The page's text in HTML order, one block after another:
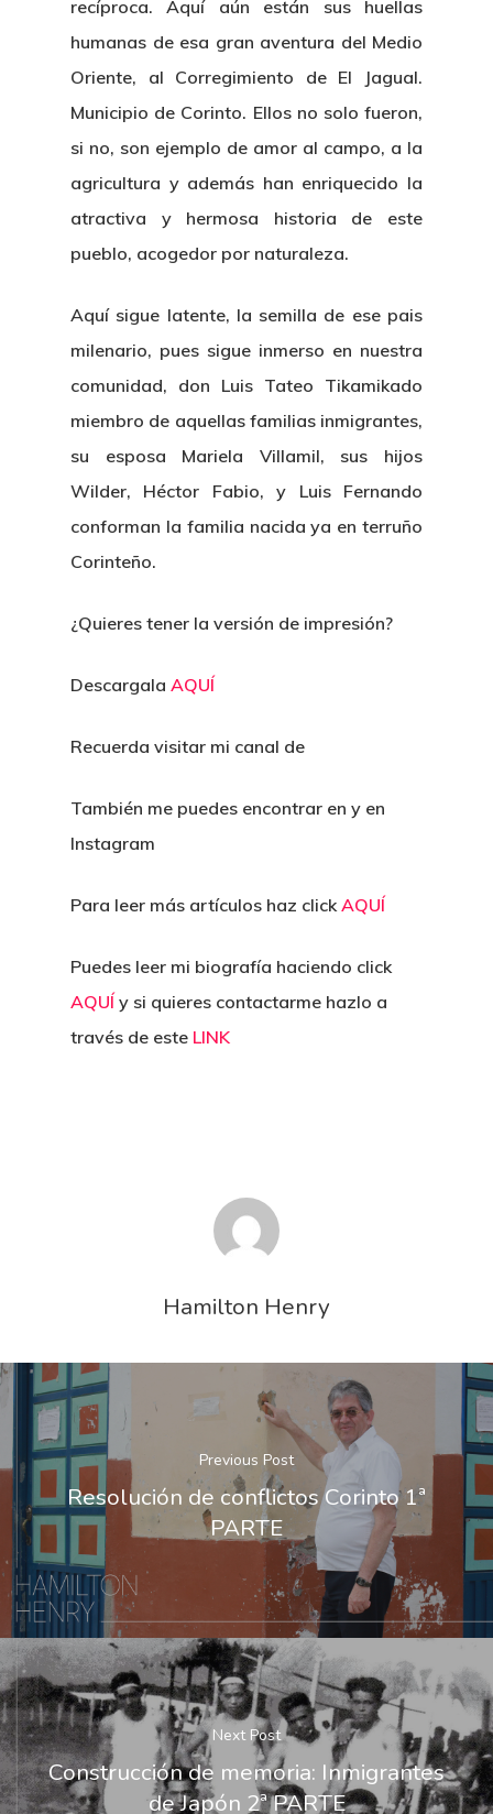
recíproca. Aquí aún están sus huellas
humanas de esa gran aventura del Medio
Oriente, al Corregimiento de El Jagual.
Municipio de Corinto. Ellos no solo fueron,
si no, son ejemplo de amor al campo, a la
agricultura y además han enriquecido la
atractiva y hermosa historia de este
pueblo, acogedor por naturaleza.
Aquí sigue latente, la semilla de ese pais
milenario, pues sigue inmerso en nuestra
comunidad, don Luis Tateo Tikamikado
miembro de aquellas familias inmigrantes,
su esposa Mariela Villamil, sus hijos
Wilder, Héctor Fabio, y Luis Fernando
conforman la familia nacida ya en terruño
Corinteño.
¿Quieres tener la versión de impresión?
Descargala AQUÍ
Recuerda visitar mi canal de
También me puedes encontrar en y en
Instagram
Para leer más artículos haz clickAQUÍ
Puedes leer mi biografía haciendo click
AQUÍ y si quieres contactarme hazlo a
través de este LINK
Hamilton Henry
Previous Post
Resolución de conflictos Corinto 1ª
PARTE
Next Post
Construcción de memoria: Inmigrantes
de Japón 2ª PARTE